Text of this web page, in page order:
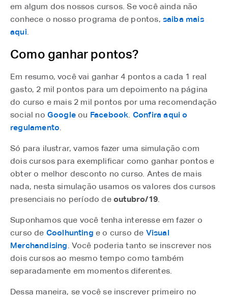
em algum dos nossos cursos. Se você ainda não
conhece o nosso programa de pontos, saiba mais
aqui.
Como ganhar pontos?
Em resumo, você vai ganhar 4 pontos a cada 1 real
gasto, 2 mil pontos para um depoimento na página
do curso e mais 2 mil pontos por uma recomendação
social no Google ou Facebook. Confira aqui o
regulamento.
Só para ilustrar, vamos fazer uma simulação com
dois cursos para exemplificar como ganhar pontos e
obter o melhor desconto no curso. Antes de mais
nada, nesta simulação usamos os valores dos cursos
presenciais no período de outubro/19.
Suponhamos que você tenha interesse em fazer o
curso de Coolhunting e o curso de Visual
Merchandising. Você poderia tanto se inscrever nos
dois cursos ao mesmo tempo como também
separadamente em momentos diferentes.
Dessa maneira, se você se inscrever primeiro no